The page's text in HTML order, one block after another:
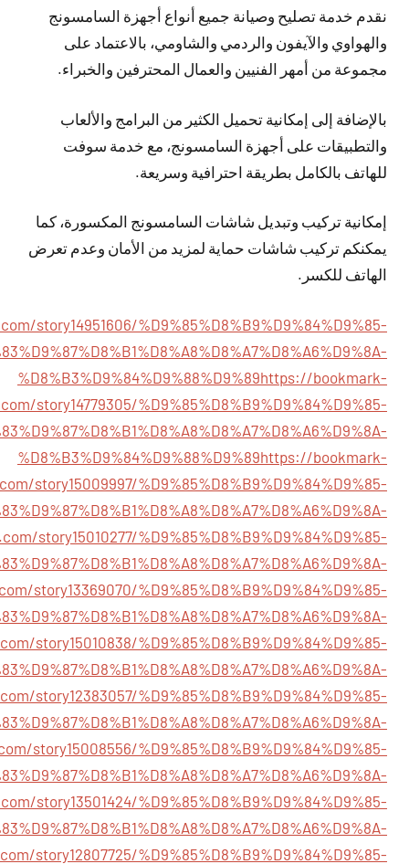
نقدم خدمة تصليح وصيانة جميع أنواع أجهزة السامسونج
والهواوي والآيفون والردمي والشاومي، بالاعتماد على
مجموعة من أمهر الفنيين والعمال المحترفين والخبراء.
بالإضافة إلى إمكانية تحميل الكثير من البرامج والألعاب
والتطبيقات على أجهزة السامسونج، مع خدمة سوفت
للهاتف بالكامل بطريقة احترافية وسريعة.
إمكانية تركيب وتبديل شاشات السامسونج المكسورة، كما
يمكنكم تركيب شاشات حماية لمزيد من الأمان وعدم تعرض
الهاتف للكسر.
story14951606/%D9%85%D8%B9%D9%84%D9%85-
%D8%B3%D9%84%D9%88%D9%89https://bookmark-
story14779305/%D9%85%D8%B9%D9%84%D9%85-
%D8%B3%D9%84%D9%88%D9%89https://bookmark-
story15009997/%D9%85%D8%B9%D9%84%D9%85-
story15010277/%D9%85%D8%B9%D9%84%D9%85-
story13369070/%D9%85%D8%B9%D9%84%D9%85-
story15010838/%D9%85%D8%B9%D9%84%D9%85-
story12383057/%D9%85%D8%B9%D9%84%D9%85-
story15008556/%D9%85%D8%B9%D9%84%D9%85-
story13501424/%D9%85%D8%B9%D9%84%D9%85-
story12807725/%D9%85%D8%B9%D9%84%D9%85-